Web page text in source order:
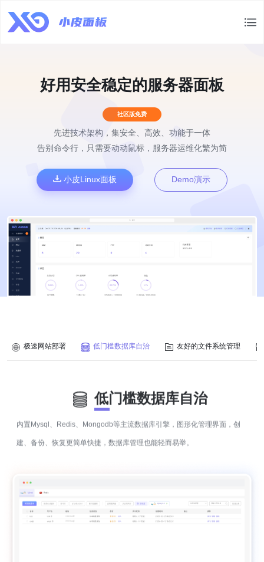
好用安全稳定的服务器面板
社区版免费
先进技术架构，集安全、高效、功能于一体
告别命令行，只需要动动鼠标，服务器运维化繁为简
小皮Linux面板 Demo演示
极速网站部署 低门槛数据库自治 友好的文件系统管理
低门槛数据库自治
内置Mysql、Redis、Mongodb等主流数据库引擎，图形化管理界面，创
建、备份、恢复更简单快捷，数据库管理也能轻而易举。